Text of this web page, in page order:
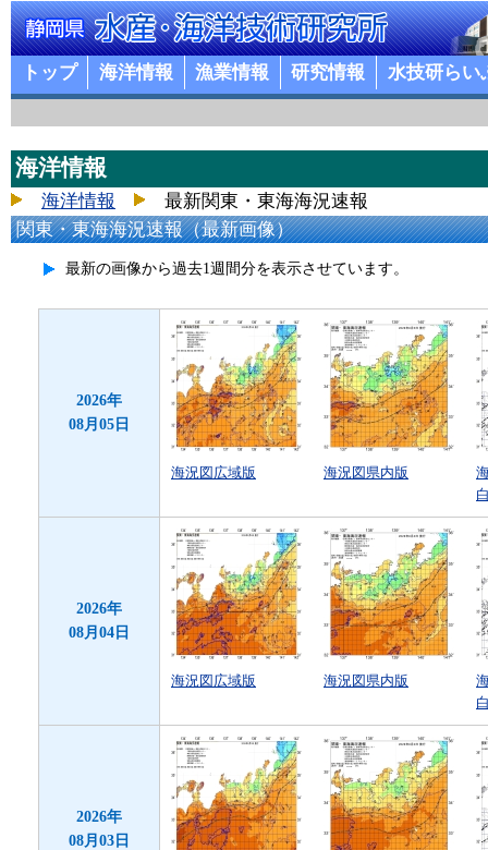
トップ 海洋情報 漁業情報 研究情報 水技研らい
海洋情報
海洋情報
最新関東・東海海況速報
関東・東海海況速報（最新画像）
最新の画像から過去1週間分を表示させています。
2026年
08月05日
海況図広域版 海況図県内版
2026年
08月04日
海況図広域版 海況図県内版
2026年
08月03日